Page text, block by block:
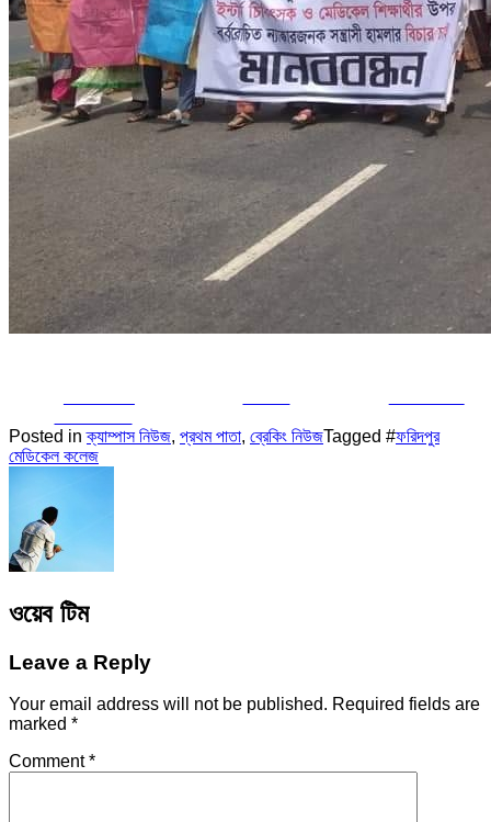
Posted inক্যাম্পাস নিউজ, প্রথম পাতা, ব্রেকিং নিউজTagged #ফরিদপুর
মেডিকেল কলেজ
ওয়েব টিম
Leave a Reply
Your email address will not be published. Required fields are
marked *
Comment*